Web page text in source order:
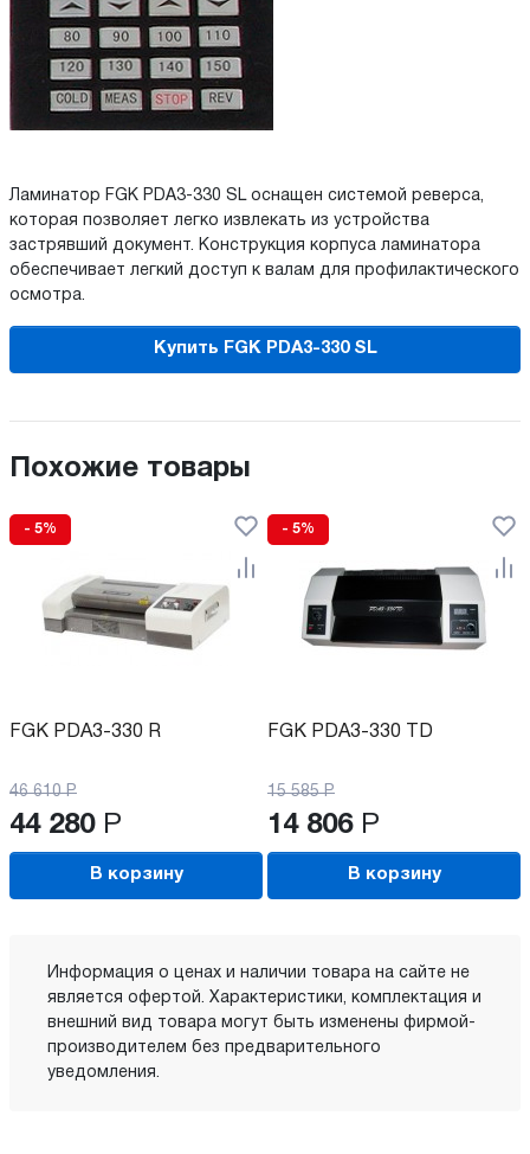
Ламинатор FGK PDA3-330 SL оснащен системой реверса,
которая позволяет легко извлекать из устройства
застрявший документ. Конструкция корпуса ламинатора
обеспечивает легкий доступ к валам для профилактического
осмотра.
Купить FGK PDA3-330 SL
Похожие товары
- 5%
FGK PDA3-330 R
46 610 Р
44 280 Р
В корзину
- 5%
FGK PDA3-330 TD
15 585 Р
14 806 Р
В корзину
Информация о ценах и наличии товара на сайте не
является офертой. Характеристики, комплектация и
внешний вид товара могут быть изменены фирмой-
производителем без предварительного
уведомления.